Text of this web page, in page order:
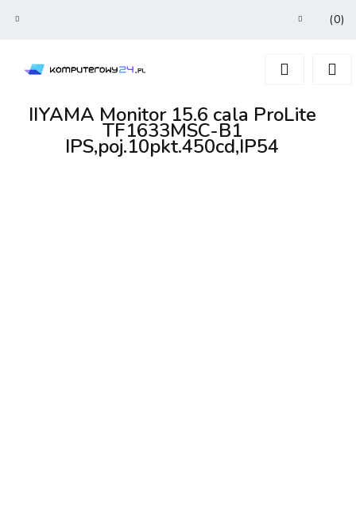
Zarejestruj się
(0)
IIYAMA Monitor 15.6 cala ProLite
TF1633MSC-B1
IPS,poj.10pkt.450cd,IP54